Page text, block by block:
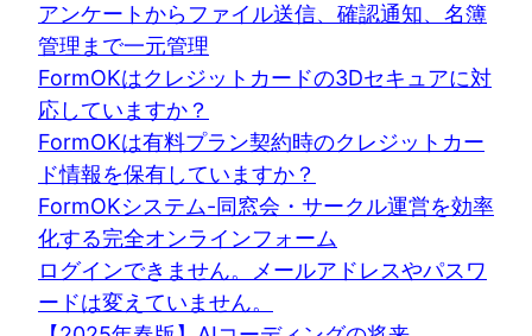
アンケートからファイル送信、確認通知、名簿
管理まで一元管理
FormOKはクレジットカードの3Dセキュアに対
応していますか？
FormOKは有料プラン契約時のクレジットカー
ド情報を保有していますか？
FormOKシステム-同窓会・サークル運営を効率
化する完全オンラインフォーム
ログインできません。メールアドレスやパスワ
ードは変えていません。